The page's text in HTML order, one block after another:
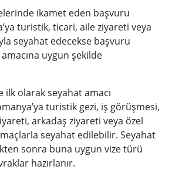
ikamet eden başvuru
turistik, ticari, aile ziyareti veya
seyahat edecekse başvuru
amacına uygun şekilde
olarak seyahat amacı
turistik gezi, iş görüşmesi,
arkadaş ziyareti veya özel
seyahat edilebilir. Seyahat
sonra buna uygun vize türü
hazırlanır.